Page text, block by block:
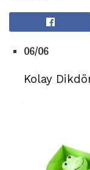
06/06
Kolay